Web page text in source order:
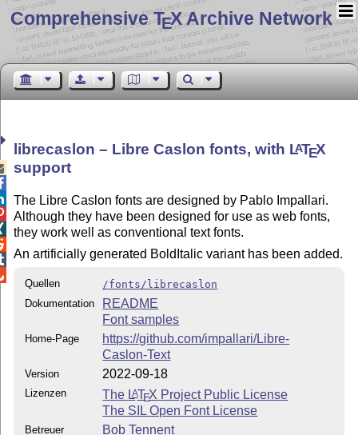
Comprehensive TEX Archive Network
librecaslon – Libre Caslon fonts, with LATEX
support
The Libre Caslon fonts are designed by Pablo Impallari.
Although they have been designed for use as web fonts,
they work well as conventional text fonts.
An artificially generated BoldItalic variant has been added.
Quellen
/fonts/librecaslon
Dokumentation
README
Font samples
Home-Page
https://github.com/impallari/Libre-
Caslon-Text
Version 2022-09-18
Lizenzen The LATEX Project Public License
The SIL Open Font License
Betreuer Bob Tennent